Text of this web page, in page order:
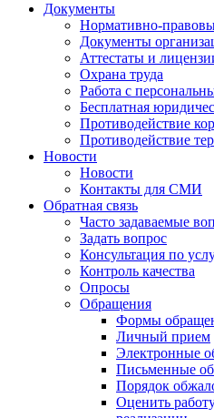
Документы
Нормативно-
Документы
Аттестаты и
Охрана труда
Работа с
Бесплатная
Противодействие
Противодействие
Новости
Новости
Контакты для СМИ
Обратная связь
Часто задаваемые
Задать вопрос
Консультация по
Контроль качества
Опросы
Обращения
Формы
Личный прием
Электронные
Письменные
Порядок
Оценить